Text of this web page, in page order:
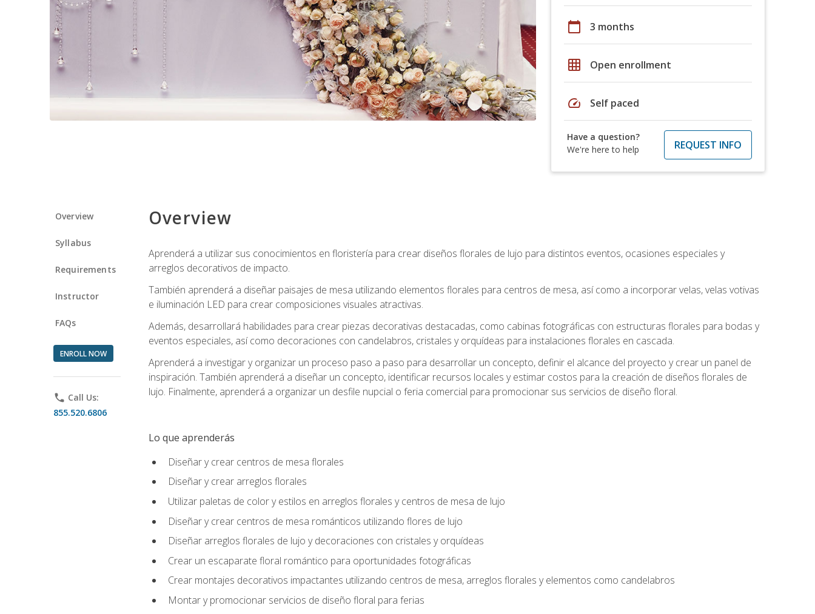
calendar_today 3 months
grid_on Open enrollment
speed Self paced
Have a question?
We're here to help
REQUEST INFO
Overview
Syllabus
Requirements
Instructor
FAQs
ENROLL NOW
phone Call Us:
855.520.6806
Overview
Aprenderá a utilizar sus conocimientos en floristería para crear diseños florales de lujo para distintos eventos, ocasiones especiales y
arreglos decorativos de impacto.
También aprenderá a diseñar paisajes de mesa utilizando elementos florales para centros de mesa, así como a incorporar velas, velas votivas
e iluminación LED para crear composiciones visuales atractivas.
Además, desarrollará habilidades para crear piezas decorativas destacadas, como cabinas fotográficas con estructuras florales para bodas y
eventos especiales, así como decoraciones con candelabros, cristales y orquídeas para instalaciones florales en cascada.
Aprenderá a investigar y organizar un proceso paso a paso para desarrollar un concepto, definir el alcance del proyecto y crear un panel de
inspiración. También aprenderá a diseñar un concepto, identificar recursos locales y estimar costos para la creación de diseños florales de
lujo. Finalmente, aprenderá a organizar un desfile nupcial o feria comercial para promocionar sus servicios de diseño floral.
Lo que aprenderás
Diseñar y crear centros de mesa florales
Diseñar y crear arreglos florales
Utilizar paletas de color y estilos en arreglos florales y centros de mesa de lujo
Diseñar y crear centros de mesa románticos utilizando flores de lujo
Diseñar arreglos florales de lujo y decoraciones con cristales y orquídeas
Crear un escaparate floral romántico para oportunidades fotográficas
Crear montajes decorativos impactantes utilizando centros de mesa, arreglos florales y elementos como candelabros
Montar y promocionar servicios de diseño floral para ferias